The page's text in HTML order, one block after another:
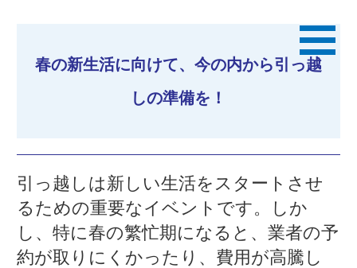
春の新生活に向けて、今の内から引っ越
しの準備を！
引っ越しは新しい生活をスタートさせ
るための重要なイベントです。しか
し、特に春の繁忙期になると、業者の予
約が取りにくかったり、費用が高騰し